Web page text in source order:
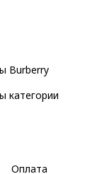
Burberry
категории
Оплата